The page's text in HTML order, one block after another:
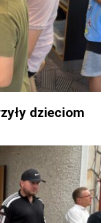
dzieciom